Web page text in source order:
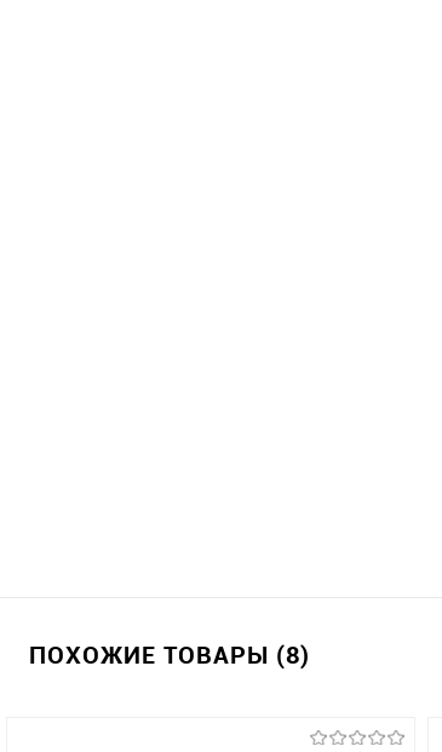
ПОХОЖИЕ ТОВАРЫ (8)